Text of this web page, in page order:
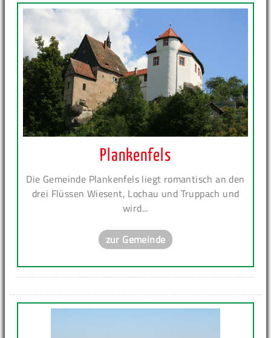
Plankenfels
Die Gemeinde Plankenfels liegt romantisch an den
drei Flüssen Wiesent, Lochau und Truppach und
wird...
zur Gemeinde